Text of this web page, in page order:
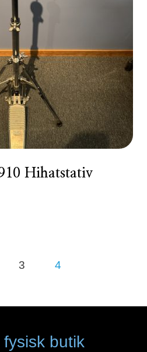
Hihatstativ
3 4
butik